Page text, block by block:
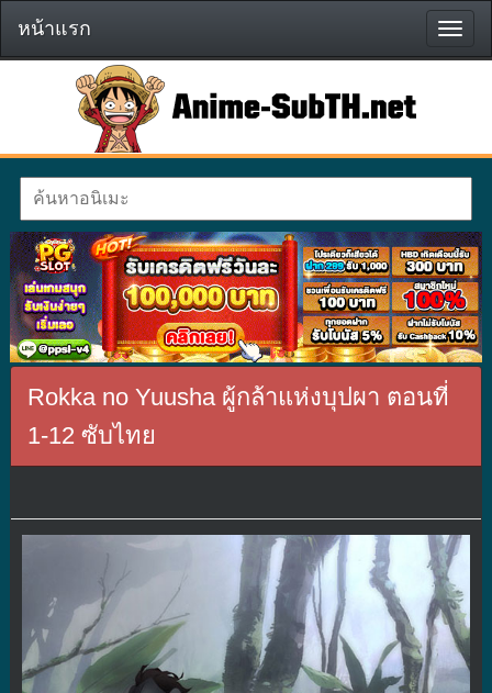
หน้า
แรก
หน้าแรก
Rokka no Yuusha ผู้กล้าแห่งบุปผา ตอนที่
1-12 ซับไทย